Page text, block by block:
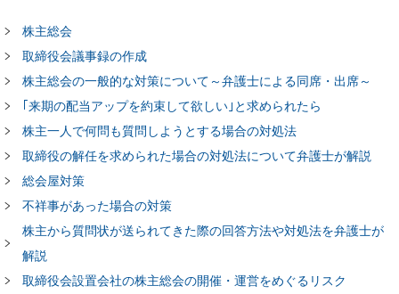
株主総会
取締役会議事録の作成
株主総会の一般的な対策について～弁護士による同席・出席～
｢来期の配当アップを約束して欲しい｣と求められたら
株主一人で何問も質問しようとする場合の対処法
取締役の解任を求められた場合の対処法について弁護士が解説
総会屋対策
不祥事があった場合の対策
株主から質問状が送られてきた際の回答方法や対処法を弁護士が
解説
取締役会設置会社の株主総会の開催・運営をめぐるリスク